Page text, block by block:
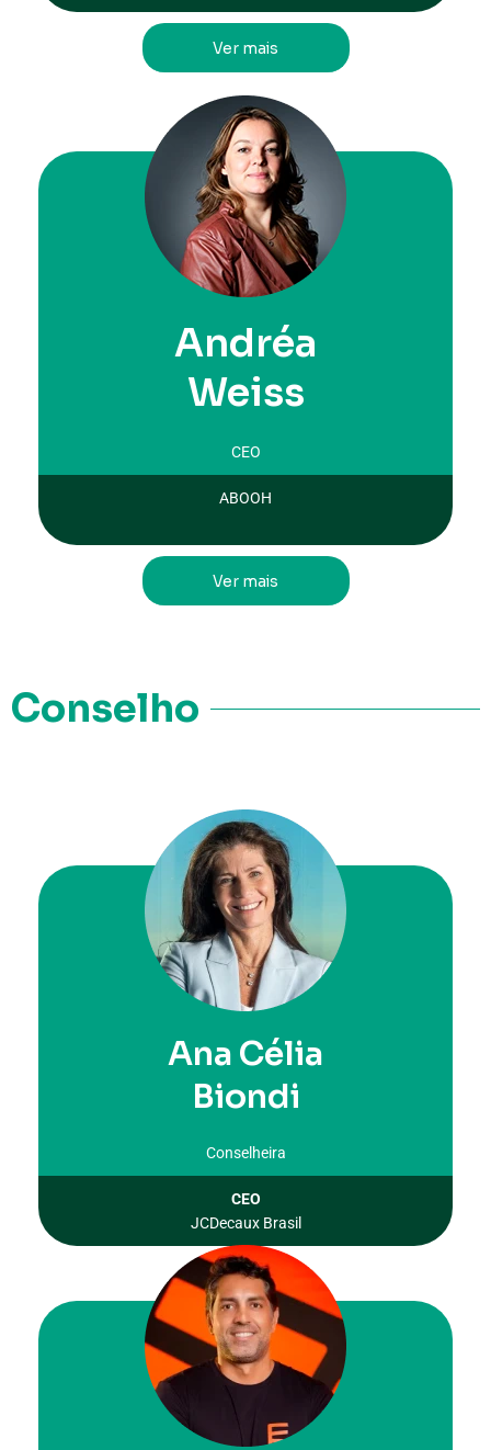
Ver mais
Andréa
Weiss
CEO
ABOOH
Ver mais
Conselho
Ana Célia
Biondi
Conselheira
CEO
JCDecaux Brasil